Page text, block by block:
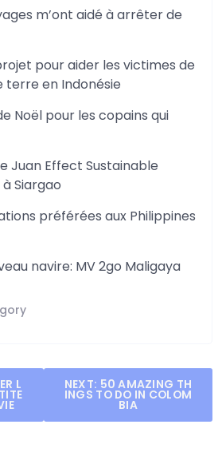
m’ont aidé à arrêter de
pour aider les victimes de
en Indonésie
Noël pour les copains qui
Juan Effect Sustainable
Siargao
préférées aux Philippines
navire: MV 2go Maligaya
L NEXT: 50 AMAZING TH
INGS TO DO IN COLOM
BIA